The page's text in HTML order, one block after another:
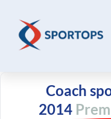
contenu
Coach
2014